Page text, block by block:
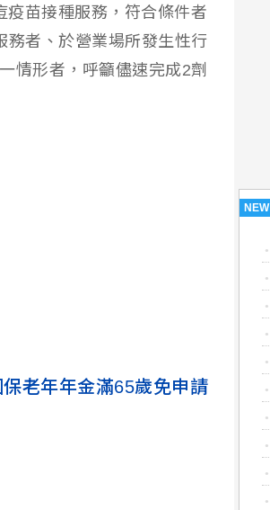
NEW
苗接種服務，符合條件者
務者、於營業場所發生性行
情形者，呼籲儘速完成2劑
老年年金滿65歲免申請